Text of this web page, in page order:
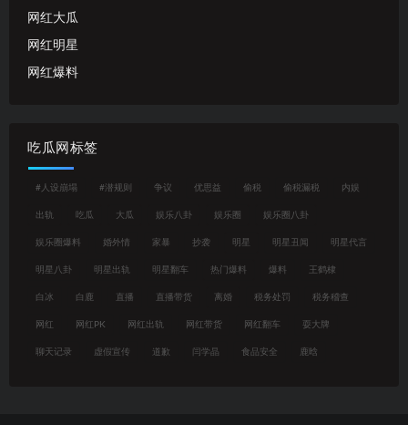
网红大瓜
网红明星
网红爆料
吃瓜网标签
#人设崩塌 #潜规则 争议 优思益 偷税 偷税漏税 内娱
出轨 吃瓜 大瓜 娱乐八卦 娱乐圈 娱乐圈八卦
娱乐圈爆料 婚外情 家暴 抄袭 明星 明星丑闻 明星代言
明星八卦 明星出轨 明星翻车 热门爆料 爆料 王鹤棣
白冰 白鹿 直播 直播带货 离婚 税务处罚 税务稽查
网红 网红PK 网红出轨 网红带货 网红翻车 耍大牌
聊天记录 虚假宣传 道歉 闫学晶 食品安全 鹿晗